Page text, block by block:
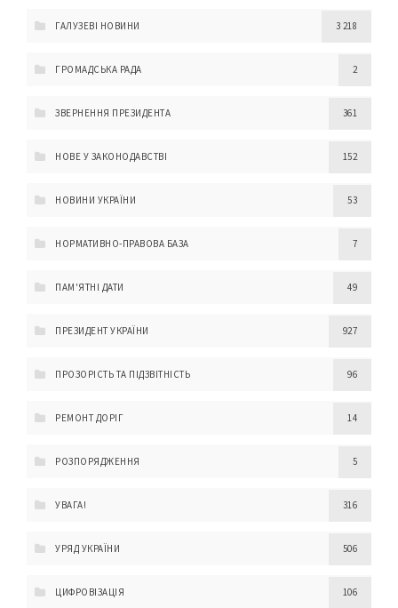
ГАЛУЗЕВІ НОВИНИ 3 218
ГРОМАДСЬКА РАДА 2
ЗВЕРНЕННЯ ПРЕЗИДЕНТА 361
НОВЕ У ЗАКОНОДАВСТВІ 152
НОВИНИ УКРАЇНИ 53
НОРМАТИВНО-ПРАВОВА БАЗА 7
ПАМ'ЯТНІ ДАТИ 49
ПРЕЗИДЕНТ УКРАЇНИ 927
ПРОЗОРІСТЬ ТА ПІДЗВІТНІСТЬ 96
РЕМОНТ ДОРІГ 14
РОЗПОРЯДЖЕННЯ 5
УВАГА! 316
УРЯД УКРАЇНИ 506
ЦИФРОВІЗАЦІЯ 106